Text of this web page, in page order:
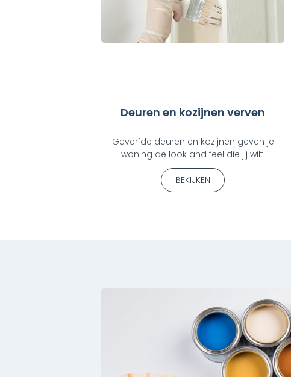
Deuren en kozijnen verven
Geverfde deuren en kozijnen geven je
woning de look and feel die jij wilt.
BEKIJKEN